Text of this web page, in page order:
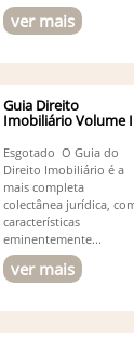
ver mais
Guia Direito
Imobiliário Volume
Esgotado O Guia do
Direito Imobiliário é a
mais completa
colectânea jurídica,
características
eminentemente...
ver mais